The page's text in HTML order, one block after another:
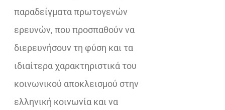
παραδείγματα πρωτογενών
ερευνών, που προσπαθούν να
διερευνήσουν τη φύση και τα
ιδιαίτερα χαρακτηριστικά του
κοινωνικού αποκλεισμού στην
ελληνική κοινωνία και να